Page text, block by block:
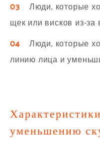
03 Люди, которые
щек или висков из-
04Люди, которые
линию лица и
уменьшению